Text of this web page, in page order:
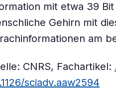
mit etwa 39
Gehirn mit
am
CNRS, Fachartikel:
sciadv.aaw2594